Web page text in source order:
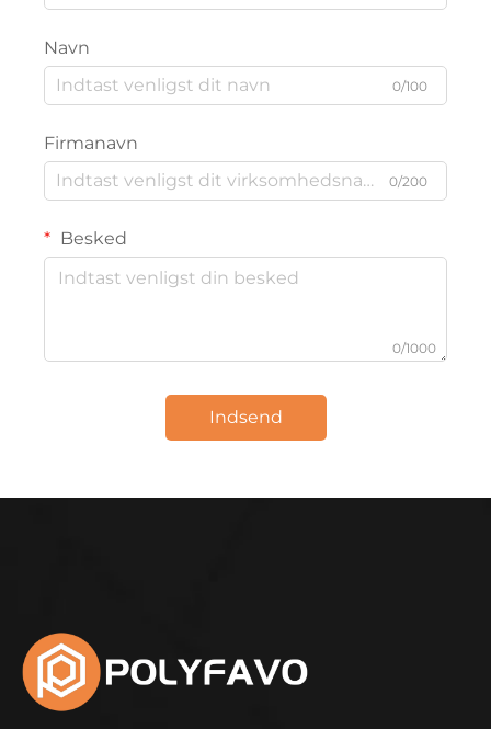
Navn
0/100
Firmanavn
0/200
Besked
0/1000
Indsend